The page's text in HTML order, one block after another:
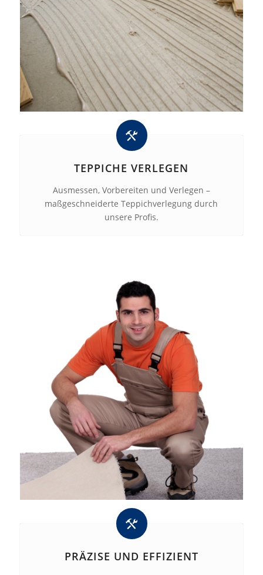
TEPPICHE VERLEGEN
Ausmessen, Vorbereiten und Verlegen –
maßgeschneiderte Teppichverlegung durch
unsere Profis.
PRÄZISE UND EFFIZIENT